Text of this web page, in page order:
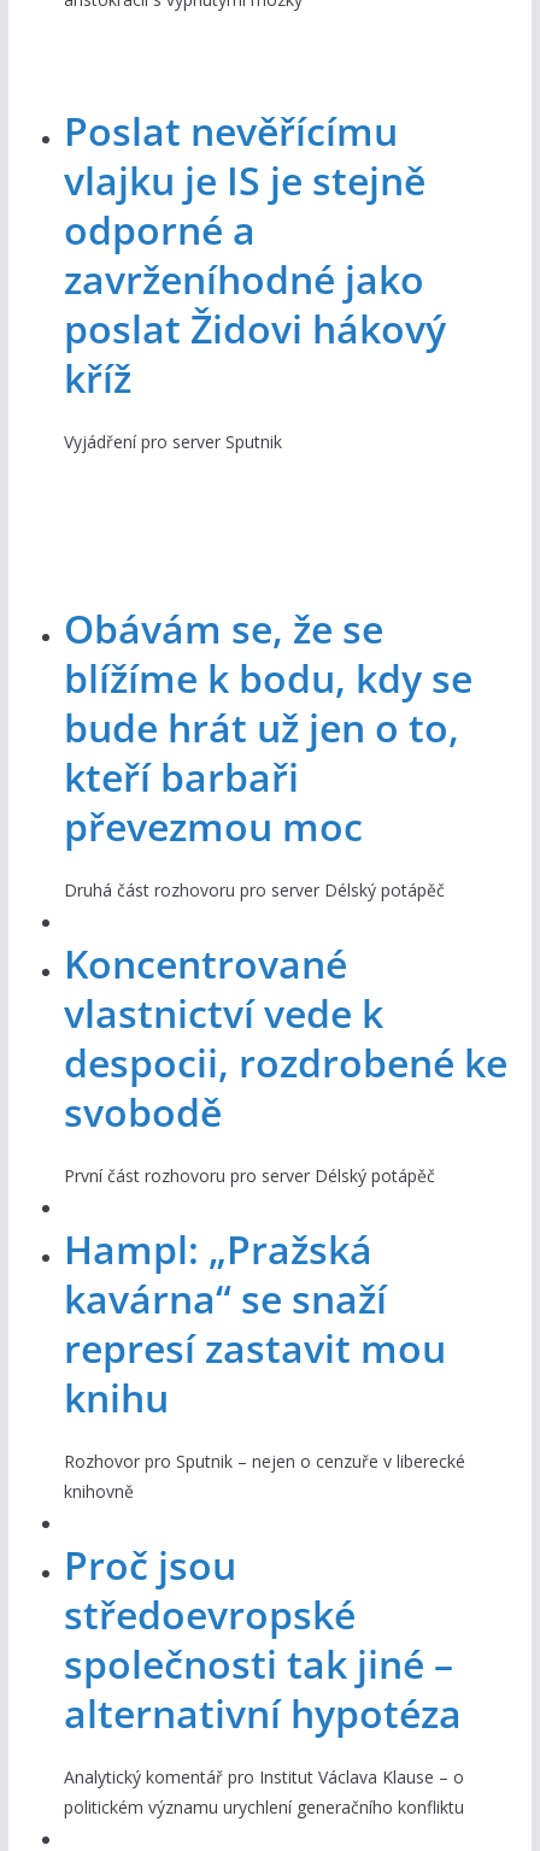
Poslat nevěřícímu
vlajku je IS je stejně
odporné a
zavrženíhodné jako
poslat Židovi hákový
kříž
Vyjádření pro server Sputnik
Obávám se, že se
blížíme k bodu, kdy se
bude hrát už jen o to,
kteří barbaři
převezmou moc
Druhá část rozhovoru pro server Délský potápěč
Koncentrované
vlastnictví vede k
despocii, rozdrobené ke
svobodě
První část rozhovoru pro server Délský potápěč
Hampl: „Pražská
kavárna“ se snaží
represí zastavit mou
knihu
Rozhovor pro Sputnik – nejen o cenzuře v liberecké
knihovně
Proč jsou
středoevropské
společnosti tak jiné –
alternativní hypotéza
Analytický komentář pro Institut Václava Klause – o
politickém významu urychlení generačního konfliktu